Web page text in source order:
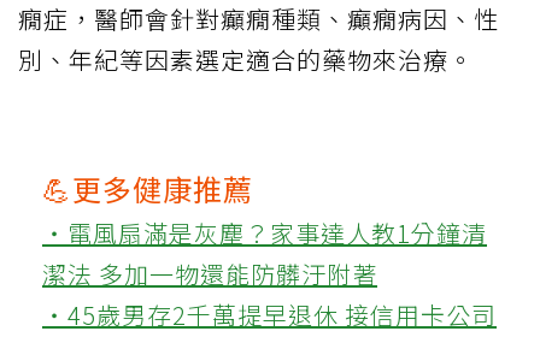
癇症，醫師會針對癲癇種類、癲癇病因、性
別、年紀等因素選定適合的藥物來治療。
💪更多健康推薦
‧電風扇滿是灰塵？家事達人教1分鐘清
潔法 多加一物還能防髒汙附著
‧45歲男存2千萬提早退休 接信用卡公司